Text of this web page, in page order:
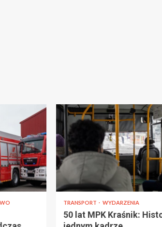
TRANSPORT WYDARZENIA
50 lat MPK Kraśnik: